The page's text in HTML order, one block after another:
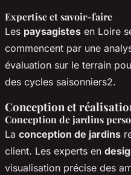
Expertise et savoir-faire
Les paysagistes en Loire
commencent par une
évaluation sur le terrain
des cycles saisonniers2.
Conception et
Conception de jardins
La conception de jardins
client. Les experts en
visualisation précise des